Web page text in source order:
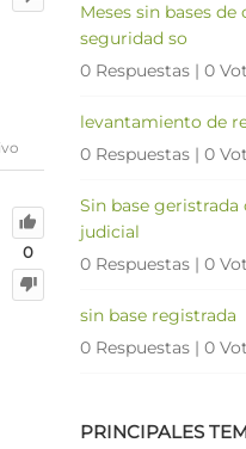
0
Meses sin bases
seguridad so
0 Respuestas | 0
levantamiento de
0 Respuestas | 0
Sin base geristrada
judicial
0 Respuestas | 0
sin base registrada
0 Respuestas | 0
PRINCIPALES